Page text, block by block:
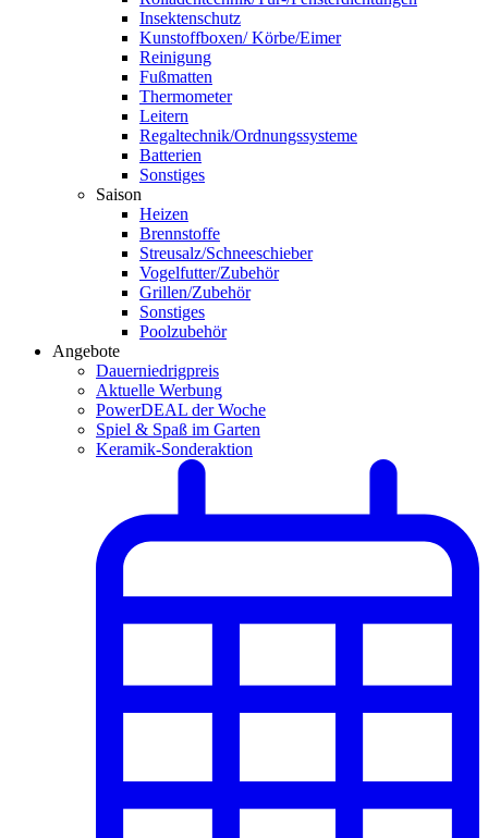
Insektenschutz
Kunstoffboxen/ Körbe/Eimer
Reinigung
Fußmatten
Thermometer
Leitern
Regaltechnik/Ordnungssysteme
Batterien
Sonstiges
Saison
Heizen
Brennstoffe
Streusalz/Schneeschieber
Vogelfutter/Zubehör
Grillen/Zubehör
Sonstiges
Poolzubehör
Angebote
Dauerniedrigpreis
Aktuelle Werbung
PowerDEAL der Woche
Spiel & Spaß im Garten
Keramik-Sonderaktion